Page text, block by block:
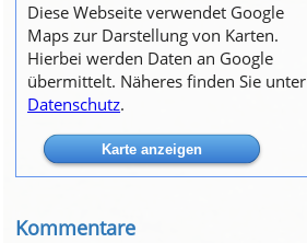
Diese Webseite verwendet Google
Maps zur Darstellung von Karten.
Hierbei werden Daten an Google
übermittelt. Näheres finden Sie unter
Datenschutz.
Kommentare